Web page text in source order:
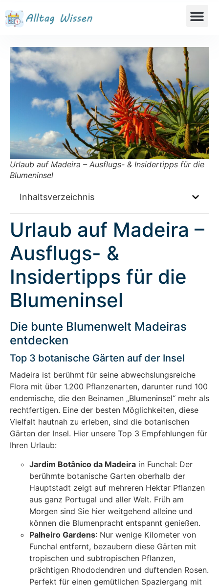
Urlaub auf Madeira – Ausflugs- & Insidertipps für die
Blumeninsel
Inhaltsverzeichnis
Urlaub auf Madeira –
Ausflugs- &
Insidertipps für die
Blumeninsel
Die bunte Blumenwelt Madeiras
entdecken
Top 3 botanische Gärten auf der Insel
Madeira ist berühmt für seine abwechslungsreiche
Flora mit über 1.200 Pflanzenarten, darunter rund 100
endemische, die den Beinamen „Blumeninsel“ mehr als
rechtfertigen. Eine der besten Möglichkeiten, diese
Vielfalt hautnah zu erleben, sind die botanischen
Gärten der Insel. Hier unsere Top 3 Empfehlungen für
Ihren Urlaub:
Jardim Botânico da Madeira in Funchal: Der
berühmte botanische Garten oberhalb der
Hauptstadt zeigt auf mehreren Hektar Pflanzen
aus ganz Portugal und aller Welt. Früh am
Morgen sind Sie hier weitgehend alleine und
können die Blumenpracht entspannt genießen.
Palheiro Gardens: Nur wenige Kilometer von
Funchal entfernt, bezaubern diese Gärten mit
tropischen und subtropischen Pflanzen,
prächtigen Rhododendren und duftenden Rosen.
Perfekt für einen gemütlichen Spaziergang mit